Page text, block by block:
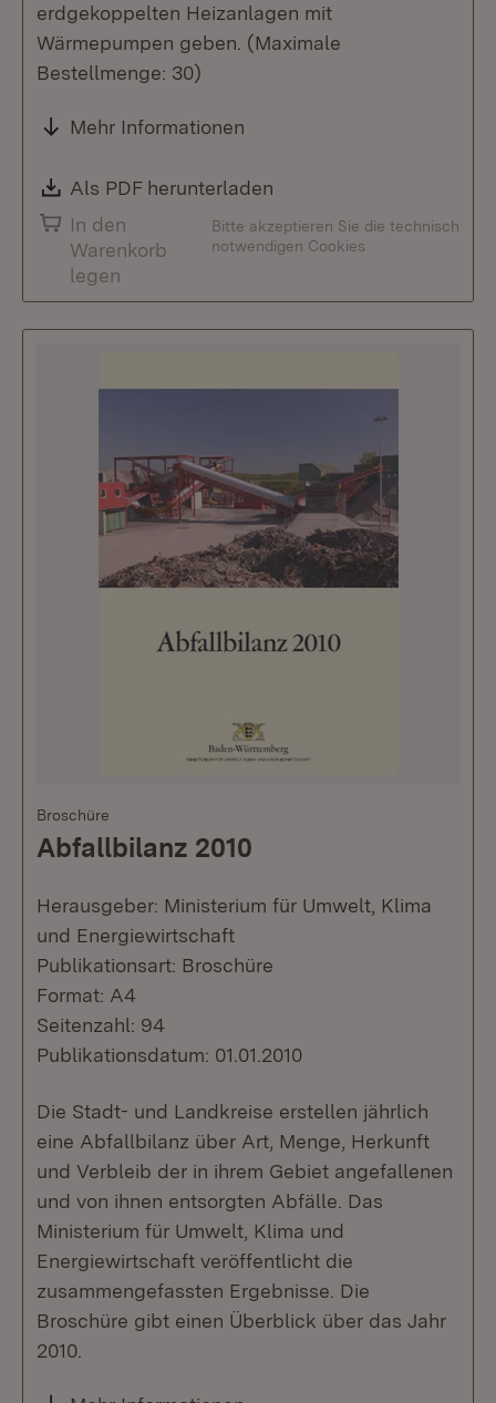
erdgekoppelten Heizanlagen mit
Wärmepumpen geben. (Maximale
Bestellmenge: 30)
Mehr Informationen
Download:
Als PDF herunterladen
In den
Warenkorb
legen
Bitte akzeptieren Sie die technisch
notwendigen Cookies
Broschüre
Abfallbilanz 2010
Herausgeber: Ministerium für Umwelt, Klima
und Energiewirtschaft
Publikationsart: Broschüre
Format: A4
Seitenzahl: 94
Publikationsdatum: 01.01.2010
Die Stadt- und Landkreise erstellen jährlich
eine Abfallbilanz über Art, Menge, Herkunft
und Verbleib der in ihrem Gebiet angefallenen
und von ihnen entsorgten Abfälle. Das
Ministerium für Umwelt, Klima und
Energiewirtschaft veröffentlicht die
zusammengefassten Ergebnisse. Die
Broschüre gibt einen Überblick über das Jahr
2010.